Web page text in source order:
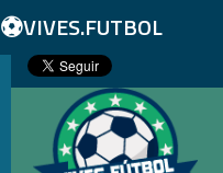
⚽VIVES.FUTBOL